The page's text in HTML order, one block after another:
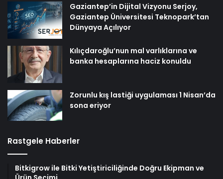
Gaziantep’in Dijital Vizyonu Serjoy,
Gaziantep Üniversitesi Teknopark’tan
Dünyaya Açılıyor
Kılıçdaroğlu’nun mal varlıklarına ve
banka hesaplarına haciz konuldu
Zorunlu kış lastiği uygulaması 1 Nisan’da
sona eriyor
Rastgele Haberler
Bitkigrow ile Bitki Yetiştiriciliğinde Doğru Ekipman ve